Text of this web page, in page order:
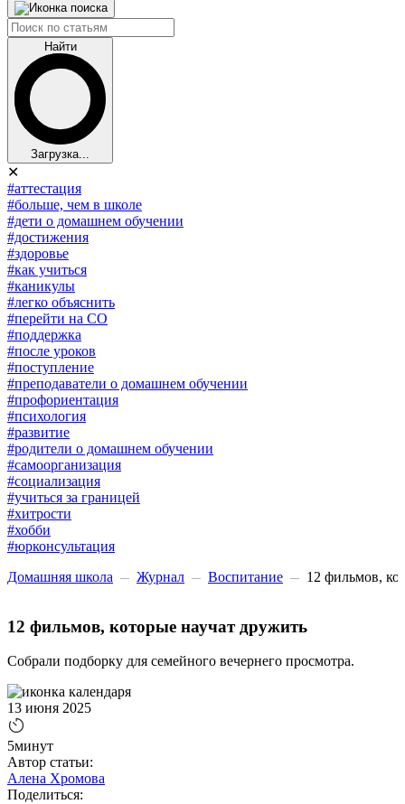
Найти
Загрузка...
✕
#аттестация
#больше, чем в школе
#дети о домашнем обучении
#достижения
#здоровье
#как учиться
#каникулы
#легко объяснить
#перейти на СО
#поддержка
#после уроков
#поступление
#преподаватели о домашнем обучении
#профориентация
#психология
#развитие
#родители о домашнем обучении
#самоорганизация
#социализация
#учиться за границей
#хитрости
#хобби
#юрконсультация
Домашняя школа
Журнал Воспитание 12 фильмов,
12 фильмов, которые научат дружить
Собрали подборку для семейного вечернего просмотра.
13 июня 2025
5минут
Автор статьи:
Алена Хромова
Поделиться: